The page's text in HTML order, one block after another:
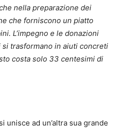
nella preparazione dei
che forniscono un piatto
L’impegno e le donazioni
trasformano in aiuti concreti
costa solo 33 centesimi di
unisce ad un’altra sua grande